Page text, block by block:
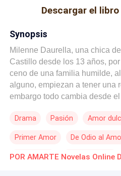
Descargar el
Synopsis
Milenne Daurella, una chica
Castillo desde los 13 años,
ceno de una familia humilde,
alguno, empiezan a tener una
embargo todo cambia desde
económico. Pues Miles de
para continuar y cumplir todas
lado tenemos a Gerald
Drama Pasión Amor
Primer Amor De Odio al
Chico malo CEO Femenina
POR AMARTE Novelas